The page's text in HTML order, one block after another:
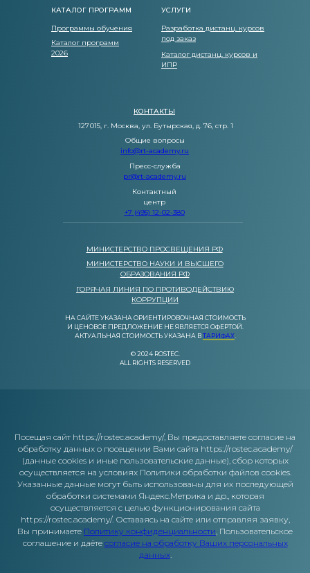
© 2024 ROSTEC.
ALL RIGHTS RESERVED
ГОРЯЧАЯ ЛИНИЯ ПО ПРОТИВОДЕЙСТВИЮ
КОРРУПЦИИ
МИНИСТЕРСТВО НАУКИ И ВЫСШЕГО
ОБРАЗОВАНИЯ РФ
МИНИСТЕРСТВО ПРОСВЕЩЕНИЯ РФ
НА САЙТЕ УКАЗАНА ОРИЕНТИРОВОЧНАЯ СТОИМОСТЬ
И ЦЕНОВОЕ ПРЕДЛОЖЕНИЕ НЕ ЯВЛЯЕТСЯ ОФЕРТОЙ.
АКТУАЛЬНАЯ СТОИМОСТЬ УКАЗАНА ВТАРИФАХ
КАТАЛОГ ПРОГРАММ
Программы обучения
Каталог программ
2026
УСЛУГИ
Разработка дистанц. курсов
под заказ
Каталог дистанц. курсов и
ИПР
КОНТАКТЫ
127 015, г. Москва, ул. Бутырская, д. 76, стр. 1
Общие вопросы
info@rt-academy.ru
Пресс-служба
pr@rt-academy.ru
Контактный
центр
+7 (495) 12-02-380
Посещая сайт https://rostec.academy/, Вы предоставляете согласие на
обработку данных о посещении Вами сайта https://rostec.academy/
(данные cookies и иные пользовательские данные), сбор которых
осуществляется на условиях Политики обработки файлов cookies.
Указанные данные могут быть использованы для их последующей
обработки системами Яндекс.Метрика и др., которая
осуществляется с целью функционирования сайта
https://rostec.academy/. Оставаясь на сайте или отправляя заявку,
Вы принимаете Политику конфиденциальности, Пользовательское
соглашение и даёте согласие на обработку Ваших персональных
данных.